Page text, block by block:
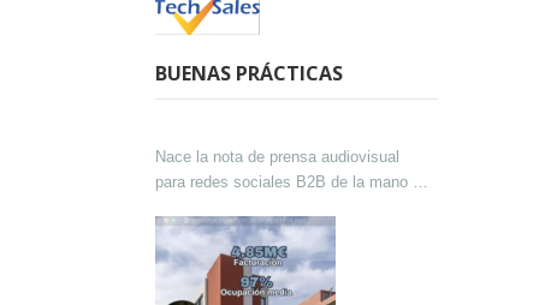
BUENAS PRÁCTICAS
Nace la nota de prensa audiovisual
para redes sociales B2B de la mano de